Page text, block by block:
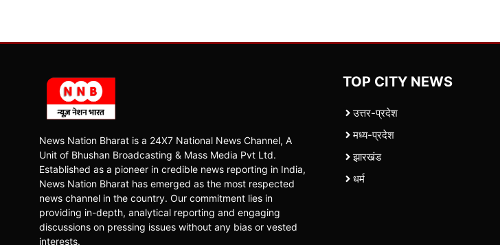
News Nation Bharat is a 24X7 National News Channel, A
Unit of Bhushan Broadcasting & Mass Media Pvt Ltd.
Established as a pioneer in credible news reporting in India,
News Nation Bharat has emerged as the most respected
news channel in the country. Our commitment lies in
providing in-depth, analytical reporting and engaging
discussions on pressing issues without any bias or vested
interests.
TOP CITY NEWS
उत्तर-प्रदेश
मध्य-प्रदेश
झारखंड
धर्म